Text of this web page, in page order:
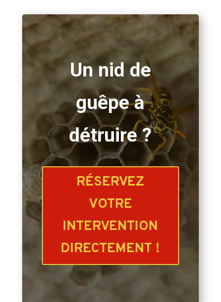
Un nid de
guêpe à
détruire ?
RÉSERVEZ
VOTRE
INTERVENTION
DIRECTEMENT !